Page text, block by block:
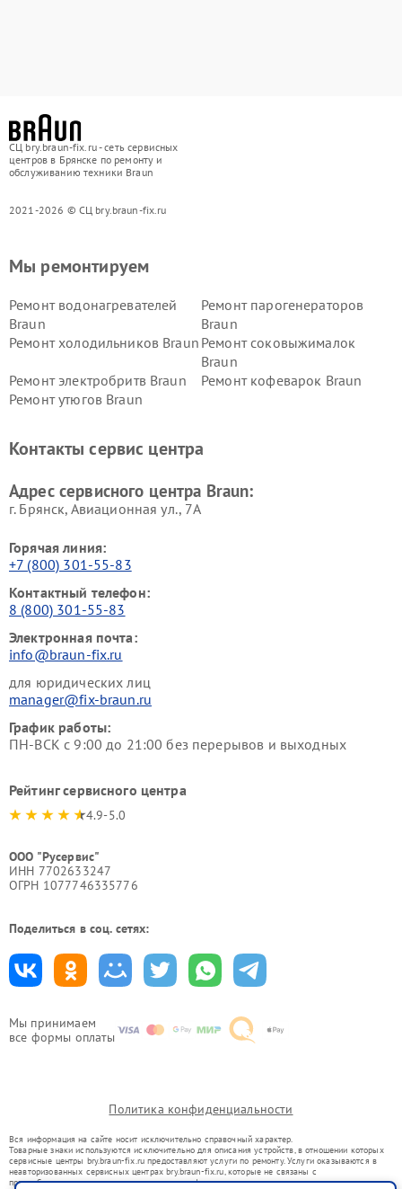
СЦ bry.braun-fix.ru - сеть сервисных
центров в Брянске по ремонту и
обслуживанию техники Braun
2021-2026 © СЦ bry.braun-fix.ru
Мы принимаем
все формы оплаты
Мы ремонтируем
Ремонт водонагревателей
Braun
Ремонт парогенераторов
Braun
Ремонт холодильников Braun Ремонт соковыжималок
Braun
Ремонт электробритв Braun
Ремонт кофеварок Braun
Ремонт утюгов Braun
Контакты сервис центра
Адрес сервисного центра Braun:
г. Брянск, Авиационная ул., 7А
Горячая линия:
+7 (800) 301-55-83
Контактный телефон:
8 (800) 301-55-83
Электронная почта:
info@braun-fix.ru
для юридических лиц
manager@fix-braun.ru
График работы:
ПН-ВСК с 9:00 до 21:00 без перерывов и выходных
Рейтинг сервисного центра
4.9-5.0
ООО "Русервис"
ИНН 7702633247
ОГРН 1077746335776
Поделиться в соц. сетях:
Политика конфиденциальности
Вся информация на сайте носит исключительно справочный характер.
Товарные знаки используются исключительно для описания устройств, в отношении которых
сервисные центры bry.braun-fix.ru предоставляют услуги по ремонту. Услуги оказываются в
неавторизованных сервисных центрах bry.braun-fix.ru, которые не связаны с
правообладателями товарных знаков или их официальными представителями.